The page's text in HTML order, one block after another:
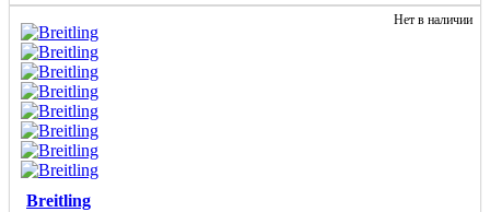
Нет в наличии
Breitling